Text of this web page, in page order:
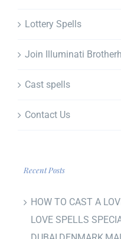
Lottery Spells
Join Illuminati
Cast spells
Contact Us
Recent Posts
HOW TO CAST A
LOVE SPELLS